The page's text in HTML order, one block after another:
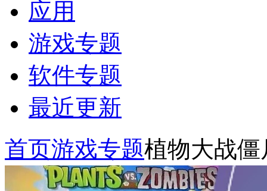
应用
游戏专题
软件专题
最近更新
首页游戏专题植物大战僵